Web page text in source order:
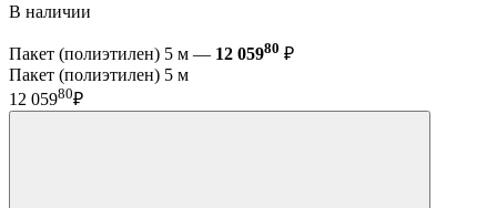
В наличии
Пакет (полиэтилен) 5 м — 12 05980 ₽
Пакет (полиэтилен) 5 м
12 05980₽